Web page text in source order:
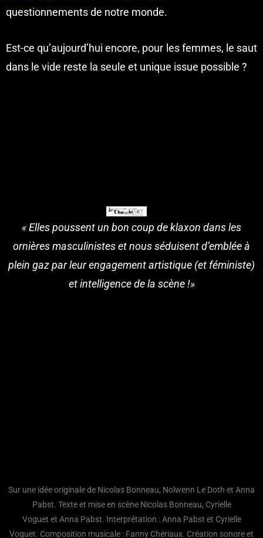
questionnements de notre monde.
Est-ce qu’aujourd’hui encore, pour les femmes, le saut
dans le vide reste la seule et unique issue possible ?
« Elles poussent un bon coup de klaxon dans les
ornières masculinistes et nous séduisent d’emblée à
plein gaz par leur engagement artistique (et féministe)
et intelligence de la scène !»
Sur une idée originale de Nicolas Bonneau, Nolwenn Le Doth et Anna
Pabst. Texte et mise en scène Nicolas Bonneau, Cyrielle
Voguet et Anna Pabst. Interprétation : Anna Pabst et Cyrielle
Voguet. Composition musicale : Fanny Chériaux. Création sonore et